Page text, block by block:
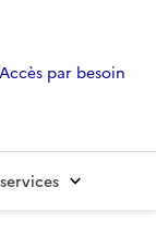
Accès par besoin